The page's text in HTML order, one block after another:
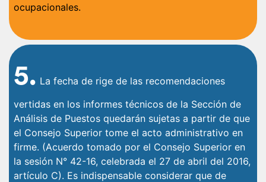
ocupacionales.
5. La fecha de rige de las recomendaciones
vertidas en los informes técnicos de la Sección de
Análisis de Puestos quedarán sujetas a partir de que
el Consejo Superior tome el acto administrativo en
firme. (Acuerdo tomado por el Consejo Superior en
la sesión N° 42-16, celebrada el 27 de abril del 2016,
artículo C). Es indispensable considerar que de